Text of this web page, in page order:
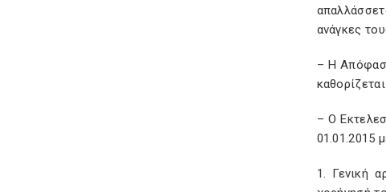
ανάγκες
– Η
– Ο
01.01.2015
1. Γενική